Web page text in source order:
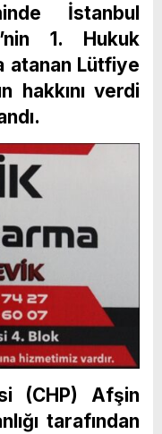
İstanbul
1. Hukuk
atanan Lütfiye
hakkını verdi
(CHP) Afşin
tarafından